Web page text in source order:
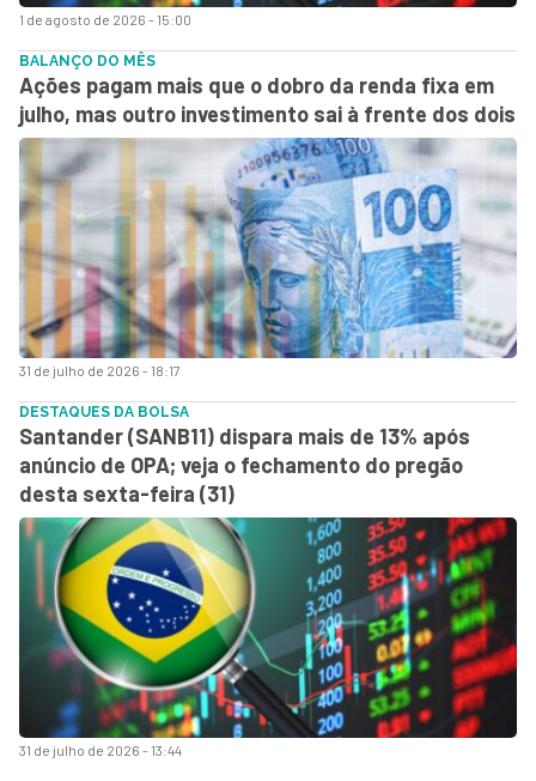
1 de agosto de 2026 - 15:00
31 de julho de 2026 - 18:17
BALANÇO DO MÊS
Ações pagam mais que o dobro da renda fixa em
julho, mas outro investimento sai à frente dos dois
31 de julho de 2026 - 13:44
DESTAQUES DA BOLSA
Santander (SANB11) dispara mais de 13% após
anúncio de OPA; veja o fechamento do pregão
desta sexta-feira (31)